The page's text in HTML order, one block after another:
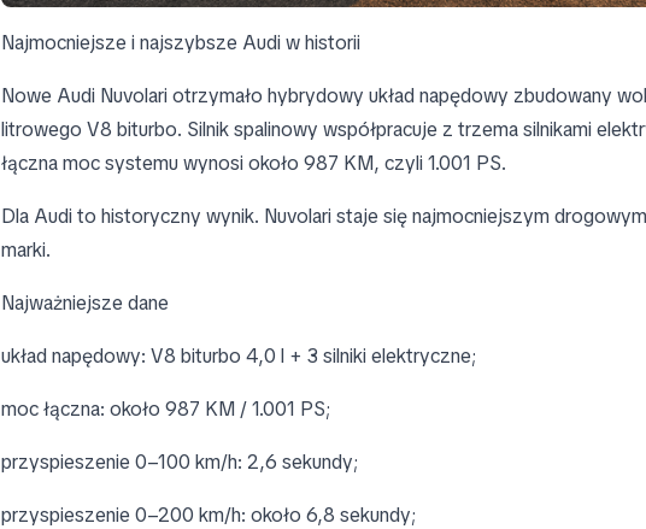
Najmocniejsze i najszybsze Audi w historii
Nowe Audi Nuvolari otrzymało hybrydowy układ napędowy zbudowany
litrowego V8 biturbo. Silnik spalinowy współpracuje z trzema silnikami
łączna moc systemu wynosi około 987 KM, czyli 1.001 PS.
Dla Audi to historyczny wynik. Nuvolari staje się najmocniejszym
marki.
Najważniejsze dane
układ napędowy: V8 biturbo 4,0 l + 3 silniki elektryczne;
moc łączna: około 987 KM / 1.001 PS;
przyspieszenie 0–100 km/h: 2,6 sekundy;
przyspieszenie 0–200 km/h: około 6,8 sekundy;